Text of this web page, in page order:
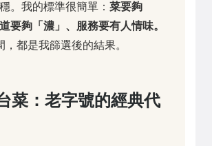
。我的標準很簡單： 菜要夠
要夠「濃」、服務要有人情味。
，都是我篩選後的結果。
菜：老字號的經典代